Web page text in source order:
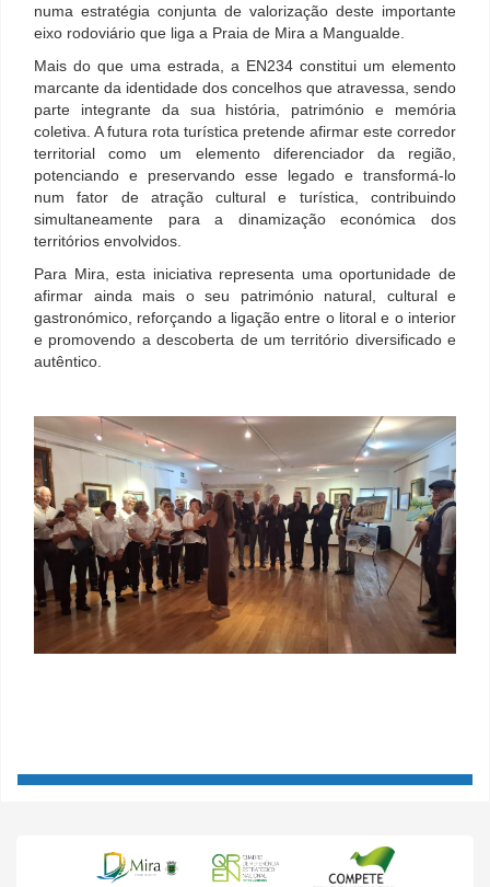
numa estratégia conjunta de valorização deste importante
eixo rodoviário que liga a Praia de Mira a Mangualde.
Mais do que uma estrada, a EN234 constitui um elemento
marcante da identidade dos concelhos que atravessa, sendo
parte integrante da sua história, património e memória
coletiva. A futura rota turística pretende afirmar este corredor
territorial como um elemento diferenciador da região,
potenciando e preservando esse legado e transformá-lo
num fator de atração cultural e turística, contribuindo
simultaneamente para a dinamização económica dos
territórios envolvidos.
Para Mira, esta iniciativa representa uma oportunidade de
afirmar ainda mais o seu património natural, cultural e
gastronómico, reforçando a ligação entre o litoral e o interior
e promovendo a descoberta de um território diversificado e
autêntico.